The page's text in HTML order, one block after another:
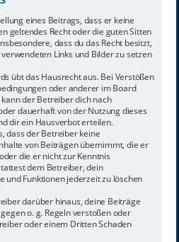
eines Beitrags, dass er keine
geltendes Recht oder die guten Sitten
dass du das Recht besitzt,
Links und Bilder zu setzen
übt das Hausrecht aus. Bei Verstößen
oder anderer im Board
der Betreiber dich nach
dauerhaft von der Nutzung dieses
dir ein Hausverbot erteilen.
dass der Betreiber keine
von Beiträgen übernimmt, die er
die er nicht zur Kenntnis
dem Betreiber, dein
und Funktionen jederzeit zu löschen
darüber hinaus, deine Beiträge
o. g. Regeln verstoßen oder
oder einem Dritten Schaden